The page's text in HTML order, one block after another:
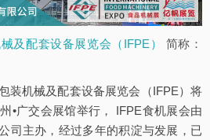
及配套设备展览会（IFPE）
简称：
装机械及配套设备展览会（IFPE）将
•广交会展馆举行， IFPE食机展会由
司主办，经过多年的积淀与发展，已